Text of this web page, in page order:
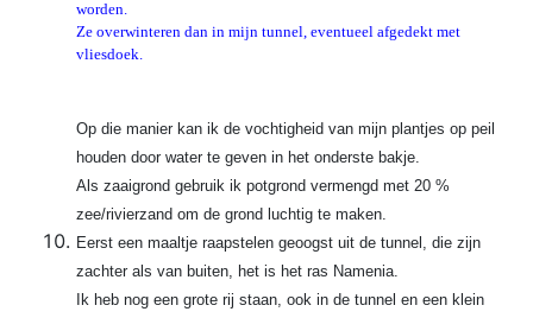
worden.
Ze overwinteren dan in mijn tunnel, eventueel afgedekt met
vliesdoek.
Op die manier kan ik de vochtigheid van mijn plantjes op peil
houden door water te geven in het onderste bakje.
Als zaaigrond gebruik ik potgrond vermengd met 20 %
zee/rivierzand om de grond luchtig te maken.
Eerst een maaltje raapstelen geoogst uit de tunnel, die zijn
zachter als van buiten, het is het ras Namenia.
Ik heb nog een grote rij staan, ook in de tunnel en een klein